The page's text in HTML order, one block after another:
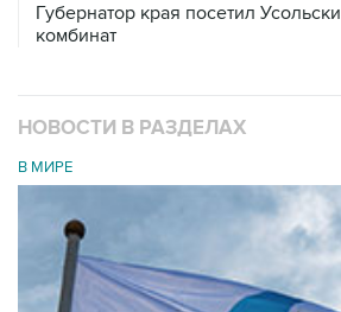
Губернатор края посетил
комбинат
НОВОСТИ В РАЗДЕЛАХ
В МИРЕ